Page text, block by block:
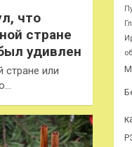
что
стране
удивлен
стране или